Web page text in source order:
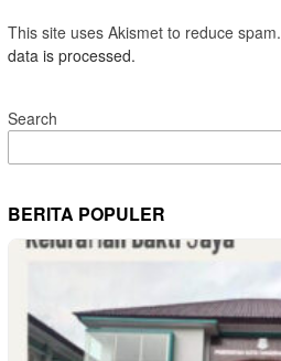
This site uses Akismet to reduce spam.
data is processed.
Search
BERITA POPULER